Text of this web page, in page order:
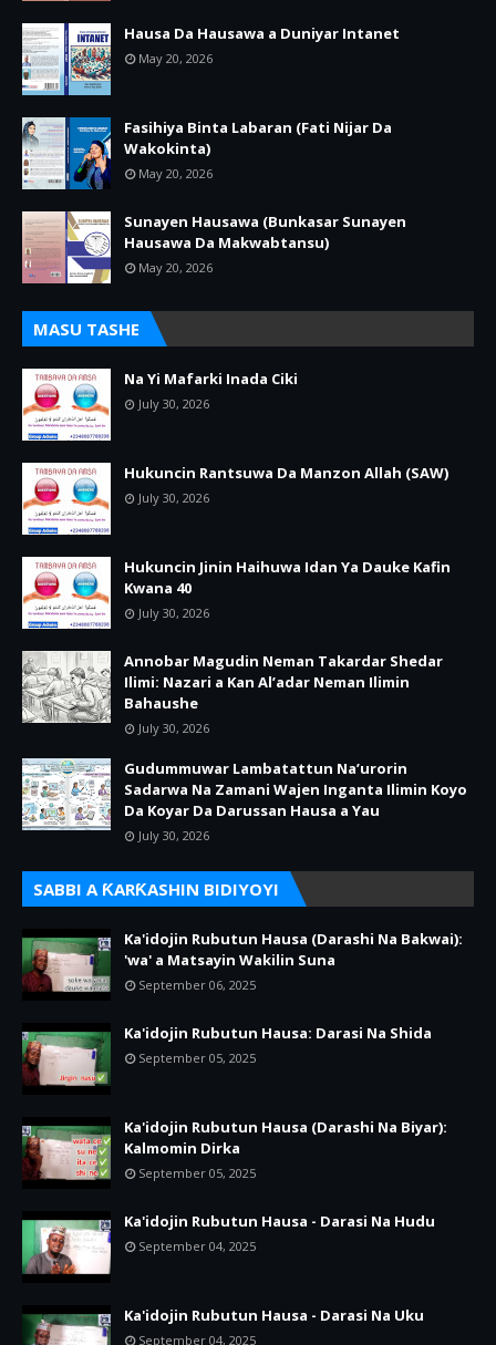
Hausa Da Hausawa a Duniyar Intanet
May 20, 2026
Fasihiya Binta Labaran (Fati Nijar Da
Wakokinta)
May 20, 2026
Sunayen Hausawa (Bunkasar Sunayen
Hausawa Da Makwabtansu)
May 20, 2026
MASU TASHE
Na Yi Mafarki Inada Ciki
July 30, 2026
Hukuncin Rantsuwa Da Manzon Allah (SAW)
July 30, 2026
Hukuncin Jinin Haihuwa Idan Ya Dauke Kafin
Kwana 40
July 30, 2026
Annobar Magudin Neman Takardar Shedar
Ilimi: Nazari a Kan Al’adar Neman Ilimin
Bahaushe
July 30, 2026
Gudummuwar Lambatattun Na’urorin
Sadarwa Na Zamani Wajen Inganta Ilimin Koyo
Da Koyar Da Darussan Hausa a Yau
July 30, 2026
SABBI A ƘARƘASHIN BIDIYOYI
Ka'idojin Rubutun Hausa (Darashi Na Bakwai):
'wa' a Matsayin Wakilin Suna
September 06, 2025
Ka'idojin Rubutun Hausa: Darasi Na Shida
September 05, 2025
Ka'idojin Rubutun Hausa (Darashi Na Biyar):
Kalmomin Dirka
September 05, 2025
Ka'idojin Rubutun Hausa - Darasi Na Hudu
September 04, 2025
Ka'idojin Rubutun Hausa - Darasi Na Uku
September 04, 2025